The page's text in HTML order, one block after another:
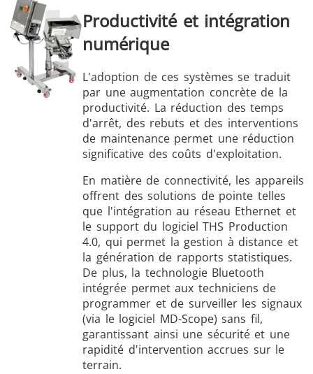
Productivité et intégration
numérique
L'adoption de ces systèmes se traduit
par une augmentation concrète de la
productivité. La réduction des temps
d'arrêt, des rebuts et des interventions
de maintenance permet une réduction
significative des coûts d'exploitation.
En matière de connectivité, les appareils
offrent des solutions de pointe telles
que l'intégration au réseau Ethernet et
le support du logiciel THS Production
4.0, qui permet la gestion à distance et
la génération de rapports statistiques.
De plus, la technologie Bluetooth
intégrée permet aux techniciens de
programmer et de surveiller les signaux
(via le logiciel MD-Scope) sans fil,
garantissant ainsi une sécurité et une
rapidité d'intervention accrues sur le
terrain.